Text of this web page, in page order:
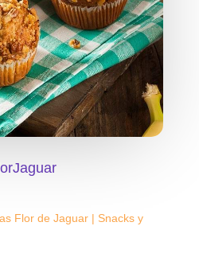
Flor de Jaguar| Snacks y